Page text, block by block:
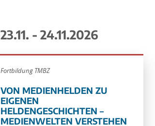
23.11. - 24.11.2026
Fortbildung TMBZ
VON MEDIENHELDEN ZU
EIGENEN
HELDENGESCHICHTEN –
MEDIENWELTEN VERSTEHEN